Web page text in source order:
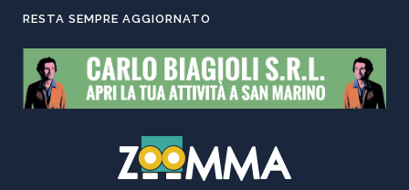
RESTA SEMPRE AGGIORNATO